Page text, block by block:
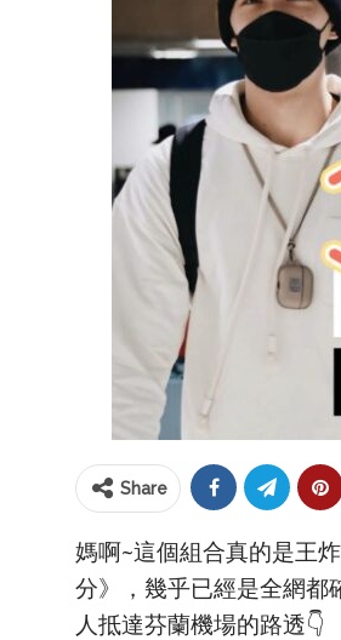
Share
媽啊~這個組合真的是王
分》，幾乎已經是全網都
人抵達芬蘭機場的路透👇